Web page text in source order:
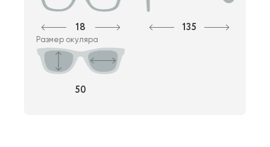
18 135
Размер окуляра
50